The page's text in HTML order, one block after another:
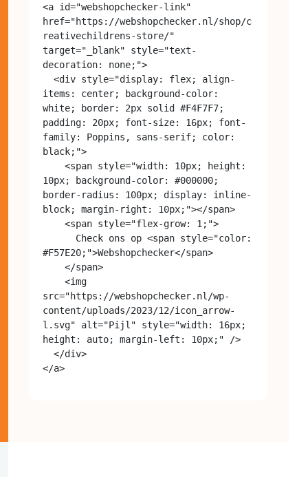
<a id="webshopchecker-link"
href="https://webshopchecker.nl/shop/c
reativechildrens-store/"
target="_blank" style="text-
decoration: none;">
items: center; background-color:
white; border: 2px solid #F4F7F7;
padding: 20px; font-size: 16px; font-
family: Poppins, sans-serif; color:
black;">
10px; background-color: #000000;
border-radius: 100px; display: inline-
block; margin-right: 10px;"></span>
#F57E20;">Webshopchecker</span>
src="https://webshopchecker.nl/wp-
content/uploads/2023/12/icon_arrow-
l.svg" alt="Pijl" style="width: 16px;
height: auto; margin-left: 10px;" />